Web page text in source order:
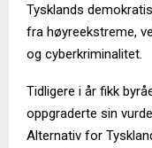
Tysklands
fra høyreekstreme,
og cyberkriminalitet.
Tidligere i år fikk
oppgraderte sin
Alternativ for